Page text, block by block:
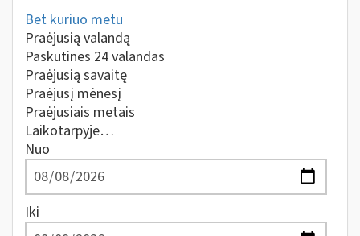
Bet kuriuo metu
Praėjusią valandą
Paskutines 24 valandas
Praėjusią savaitę
Praėjusį mėnesį
Praėjusiais metais
Laikotarpyje…
Nuo
Iki